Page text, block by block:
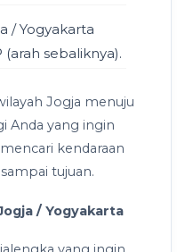
/ Yogyakarta
sebaliknya).
Jogja menuju
Anda yang ingin
kendaraan
tujuan.
/ Yogyakarta